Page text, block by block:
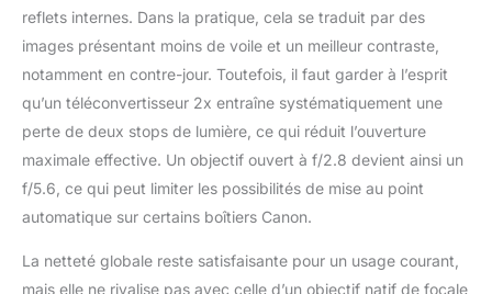
reflets internes. Dans la pratique, cela se traduit par des
images présentant moins de voile et un meilleur contraste,
notamment en contre-jour. Toutefois, il faut garder à l’esprit
qu’un téléconvertisseur 2x entraîne systématiquement une
perte de deux stops de lumière, ce qui réduit l’ouverture
maximale effective. Un objectif ouvert à f/2.8 devient ainsi un
f/5.6, ce qui peut limiter les possibilités de mise au point
automatique sur certains boîtiers Canon.
La netteté globale reste satisfaisante pour un usage courant,
mais elle ne rivalise pas avec celle d’un objectif natif de focale